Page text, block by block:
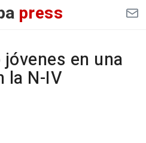
press
en una
la N-IV